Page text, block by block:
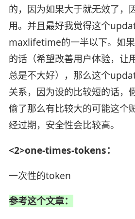
的，因为如果大于就无效了，
用。并且最好我觉得这个
maxlifetime的一半以下。如
的话（希望改善用户体验，让
总是不大好），那么这个
关系，因为设的比较短的话，
偷了那么有比较大的可能这个
经过期，安全性会比较高。
<2>one-times-tokens：
一次性的token
参考这个文章：